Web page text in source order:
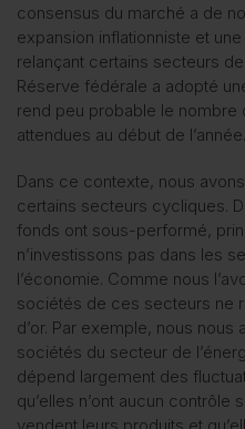
consensus du marché a de
expansion inflationniste et
relançant certains secteurs
Réserve fédérale a adopté
rend peu probable le nombre
attendues au début de l’année.
Dans ce contexte, nous
certains secteurs cycliques.
fonds ont sous-performé,
n’investissons pas dans les
l’économie. Comme nous
sociétés de ces secteurs ne
d’or. Par exemple, nous nous
sociétés du secteur de
dépend largement des
qu’elles n’ont aucun contrôle